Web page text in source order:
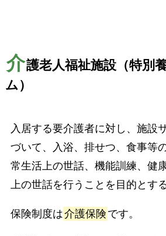
介護老人福祉施設（特別
ム）
入居する要介護者に対し、施設
づいて、入浴、排せつ、食事等
常生活上の世話、機能訓練、健
上の世話を行うことを目的とす
保険制度は介護保険 です。